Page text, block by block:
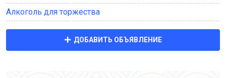
Алкоголь для торжества
ДОБАВИТЬ ОБЪЯВЛЕНИЕ